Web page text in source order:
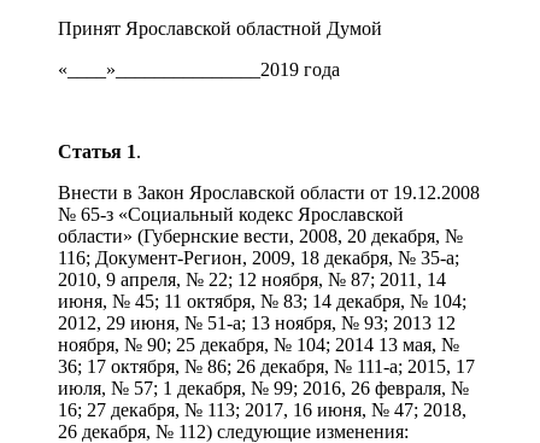
Принят Ярославской областной Думой
«____»_______________2019 года
Статья 1.
Внести в Закон Ярославской области от 19.12.2008
№ 65-з «Социальный кодекс Ярославской
области» (Губернские вести, 2008, 20 декабря, №
116; Документ-Регион, 2009, 18 декабря, № 35-а;
2010, 9 апреля, № 22; 12 ноября, № 87; 2011, 14
июня, № 45; 11 октября, № 83; 14 декабря, № 104;
2012, 29 июня, № 51-а; 13 ноября, № 93; 2013 12
ноября, № 90; 25 декабря, № 104; 2014 13 мая, №
36; 17 октября, № 86; 26 декабря, № 111-а; 2015, 17
июля, № 57; 1 декабря, № 99; 2016, 26 февраля, №
16; 27 декабря, № 113; 2017, 16 июня, № 47; 2018,
26 декабря, № 112) следующие изменения: